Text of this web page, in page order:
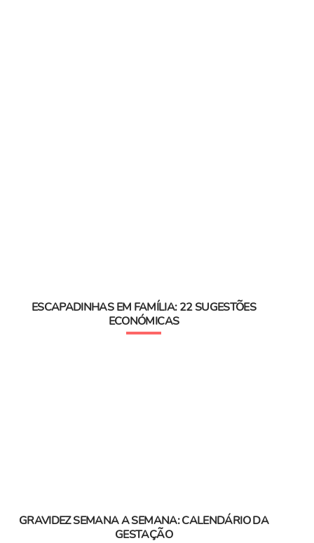
ESCAPADINHAS EM FAMÍLIA: 22 SUGESTÕES
ECONÓMICAS
GRAVIDEZ SEMANA A SEMANA: CALENDÁRIO DA
GESTAÇÃO